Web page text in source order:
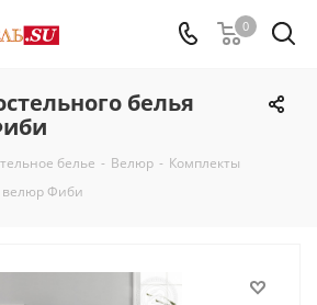
0
белья
белье - Велюр - Комплекты
велюр Фиби